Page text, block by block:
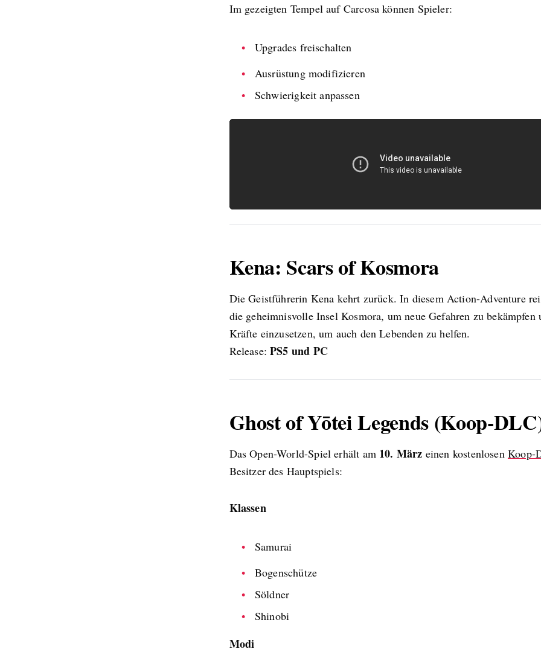
Im gezeigten Tempel auf Carcosa können Spieler:
Upgrades freischalten
Ausrüstung modifizieren
Schwierigkeit anpassen
Kena: Scars of Kosmora
Die Geistführerin Kena kehrt zurück. In diesem Action-Adventure
die geheimnisvolle Insel Kosmora, um neue Gefahren zu bekämpfen
Kräfte einzusetzen, um auch den Lebenden zu helfen.
Release:PS5 und PC
Ghost of Yōtei Legends (Koop-
Das Open-World-Spiel erhält am 10. März einen kostenlosen Koop-
Besitzer des Hauptspiels:
Klassen
Samurai
Bogenschütze
Söldner
Shinobi
Modi